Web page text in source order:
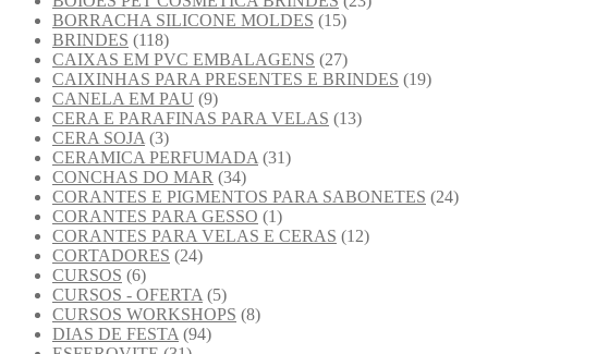
BORRACHA SILICONE MOLDES (15)
BRINDES (118)
CAIXAS EM PVC EMBALAGENS (27)
CAIXINHAS PARA PRESENTES E BRINDES (19)
CANELA EM PAU (9)
CERA E PARAFINAS PARA VELAS (13)
CERA SOJA (3)
CERAMICA PERFUMADA (31)
CONCHAS DO MAR (34)
CORANTES E PIGMENTOS PARA SABONETES (24)
CORANTES PARA GESSO (1)
CORANTES PARA VELAS E CERAS (12)
CORTADORES (24)
CURSOS (6)
CURSOS - OFERTA (5)
CURSOS WORKSHOPS (8)
DIAS DE FESTA (94)